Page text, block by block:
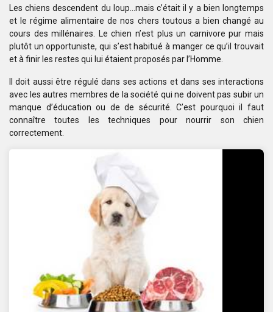
Les chiens descendent du loup…mais c’était il y a bien longtemps
et le régime alimentaire de nos chers toutous a bien changé au
cours des millénaires. Le chien n’est plus un carnivore pur mais
plutôt un opportuniste, qui s’est habitué à manger ce qu’il trouvait
et à finir les restes qui lui étaient proposés par l’Homme.
Il doit aussi être régulé dans ses actions et dans ses interactions
avec les autres membres de la société qui ne doivent pas subir un
manque d’éducation ou de de sécurité. C’est pourquoi il faut
connaître toutes les techniques pour nourrir son chien
correctement.